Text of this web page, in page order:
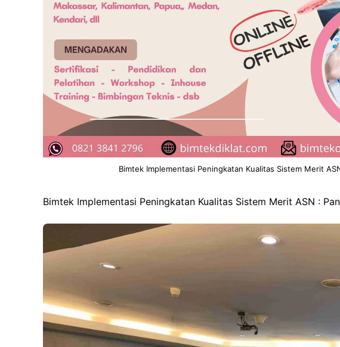
Bimtek Implementasi Peningkatan Kualitas Sistem Merit
Bimtek Implementasi Peningkatan Kualitas Sistem Merit ASN :